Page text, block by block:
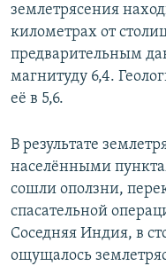
землетрясения
километрах от
предварительным
магнитуду 6,4.
её в 5,6.
В результате
населёнными
сошли оползни,
спасательной
Соседняя Индия, в
ощущалось